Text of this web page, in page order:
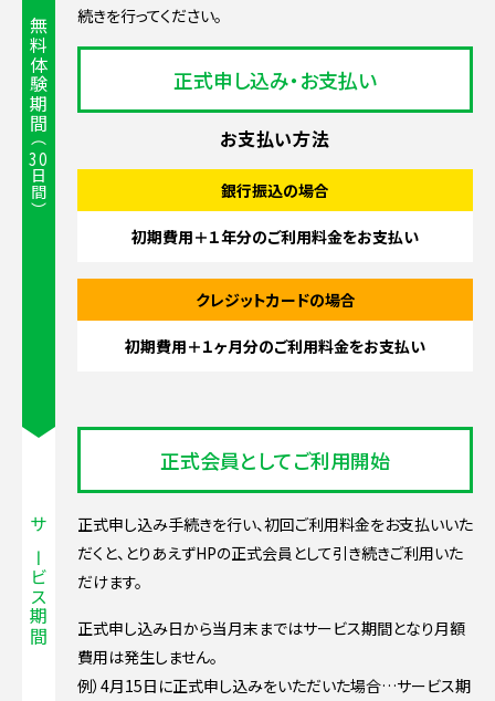
無料体験期間
（
30
日間）
続きを行ってください。
正式申し込み・お支払い
お支払い方法
銀行振込の場合
初期費用＋１年分のご利用料金をお支払い
クレジットカードの場合
初期費用＋１ヶ月分のご利用料金をお支払い
サービス期間
正式会員としてご利用開始
正式申し込み手続きを行い、初回ご利用料金をお支払いいた
だくと、とりあえずHPの正式会員として引き続きご利用いた
だけます。
正式申し込み日から当月末まではサービス期間となり月額
費用は発生しません。
例）4月15日に正式申し込みをいただいた場合…サービス期